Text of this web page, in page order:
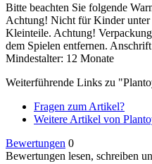
Bitte beachten Sie folgende
Achtung! Nicht für Kinder unter
Kleinteile. Achtung!
dem Spielen entfernen.
Mindestalter: 12 Monate
Weiterführende Links zu
Fragen zum Artikel?
Weitere Artikel von
Bewertungen 0
Bewertungen lesen, schreiben